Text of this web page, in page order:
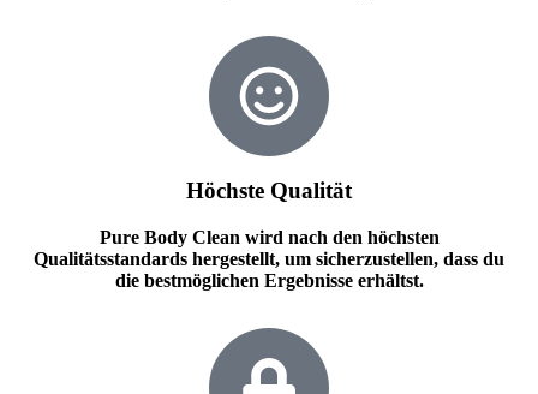
Höchste Qualität
Pure Body Clean wird nach den höchsten
Qualitätsstandards hergestellt, um sicherzustellen, dass du
die bestmöglichen Ergebnisse erhältst.